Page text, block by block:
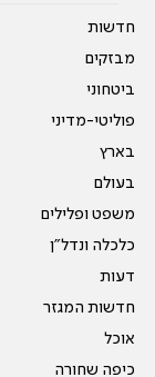
חדשות
מבזקים
ביטחוני
פוליטי-מדיני
בארץ
בעולם
משפט ופלילים
כלכלה ונדל"ן
דעות
חדשות המגזר
אוכל
כיפה שחורה